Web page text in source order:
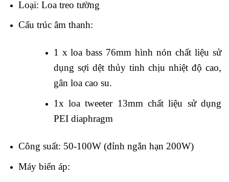
Loại: Loa treo tường
Cấu trúc âm thanh:
1 x loa bass 76mm hình nón chất liệu sử
dụng sợi dệt thủy tinh chịu nhiệt độ cao,
gân loa cao su.
1x loa tweeter 13mm chất liệu sử dụng
PEI diaphragm
Công suất: 50-100W (đỉnh ngắn hạn 200W)
Máy biến áp: